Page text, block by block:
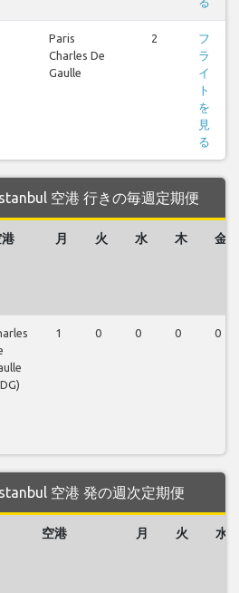
Paris
Charles De
Gaulle
2
フ
ラ
イ
ト
を
見
る
空港 行きの毎週定期便
月 火 水 木 金
1 0 0 0 0
空港 発の週次定期便
空港 月 火 水